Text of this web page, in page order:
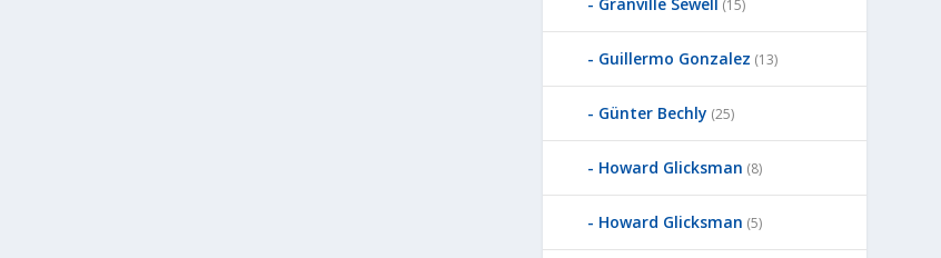
(15)
Guillermo Gonzalez (13)
Günter Bechly (25)
Howard Glicksman (8)
Howard Glicksman (5)